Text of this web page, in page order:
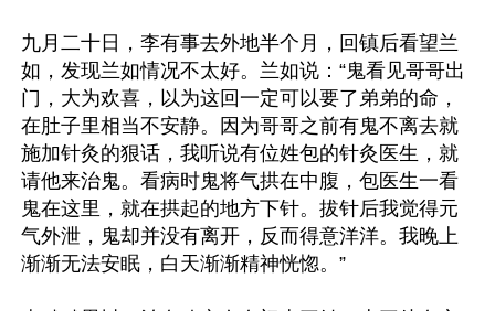
九月二十日，李有事去外地半个月，回镇后看望兰
如，发现兰如情况不太好。兰如说：“鬼看见哥哥出
门，大为欢喜，以为这回一定可以要了弟弟的命，
在肚子里相当不安静。因为哥哥之前有鬼不离去就
施加针灸的狠话，我听说有位姓包的针灸医生，就
请他来治鬼。看病时鬼将气拱在中腹，包医生一看
鬼在这里，就在拱起的地方下针。拔针后我觉得元
气外泄，鬼却并没有离开，反而得意洋洋。我晚上
渐渐无法安眠，白天渐渐精神恍惚。”